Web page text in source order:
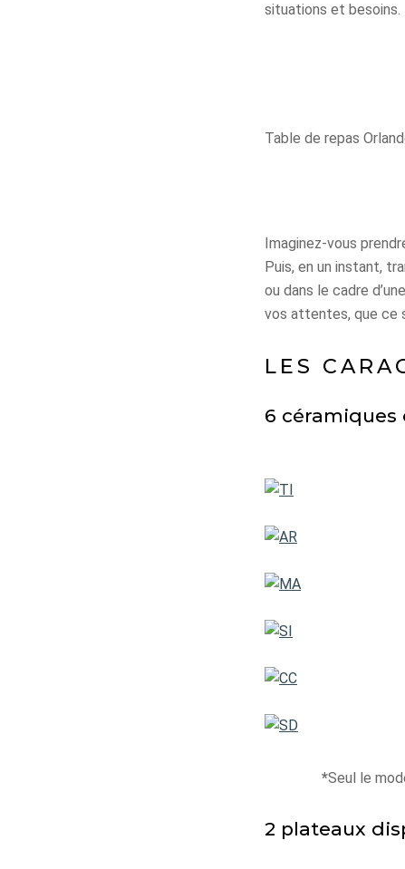
situations et besoins.
Table de repas
Imaginez-vous
Puis, en un instant,
ou dans le cadre
vos attentes, que ce
LES
6
*Seul le
2 plateaux